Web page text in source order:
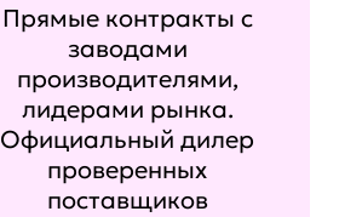
Прямые контракты с
заводами
производителями,
лидерами рынка.
Официальный дилер
проверенных
поставщиков